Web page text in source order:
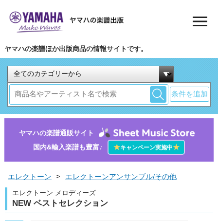
ヤマハの楽譜ほか出版商品の情報サイトです。
条件を追加
ヤマハの楽譜通販サイト
国内&輸入楽譜も豊富♪
★キャンペーン実施中★
エレクトーン > エレクトーンアンサンブル/その他
エレクトーン メロディーズ
NEW ベストセレクション